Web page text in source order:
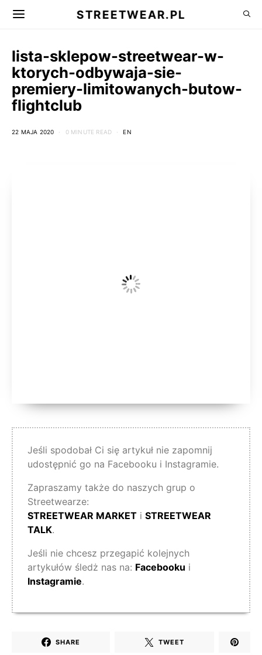
STREETWEAR.PL
lista-sklepow-streetwear-w-
ktorych-odbywaja-sie-
premiery-limitowanych-butow-
flightclub
22 MAJA 2020 0 MINUTE READ EN
Jeśli spodobał Ci się artykuł nie zapomnij
udostępnić go na Facebooku i Instagramie.
Zapraszamy także do naszych grup o
Streetwearze:
STREETWEAR MARKET i STREETWEAR
TALK.
Jeśli nie chcesz przegapić kolejnych
artykułów śledż nas na: Facebooku i
Instagramie.
SHARE TWEET